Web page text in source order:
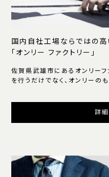
国内自社工場ならではの高
「オンリー ファクトリー」
佐賀県武雄市にあるオンリーフ
を行うだけでなく、オンリーのも
詳細